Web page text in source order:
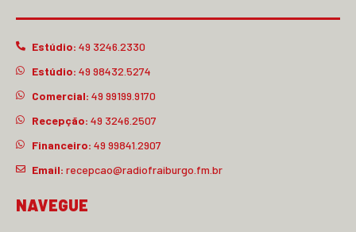
Estúdio: 49 3246.2330
Estúdio: 49 98432.5274
Comercial: 49 99199.9170
Recepção: 49 3246.2507
Financeiro: 49 99841.2907
Email: recepcao@radiofraiburgo.fm.br
NAVEGUE